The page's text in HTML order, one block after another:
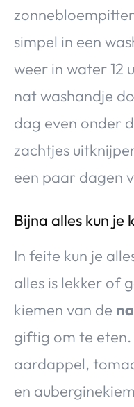
simpel in een
weer in water 12
nat washandje
dag even onder
zachtjes
een paar dagen
Bijna alles kun je
In feite kun je
alles is lekker of
kiemen van de
giftig om te eten.
aardappel,
en